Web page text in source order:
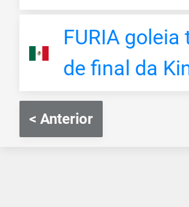
FURIA
de final da
< Anterior